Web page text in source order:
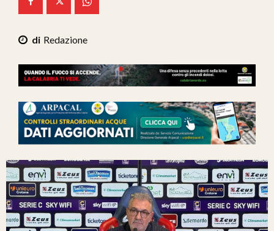
Mix Zone
Redazione